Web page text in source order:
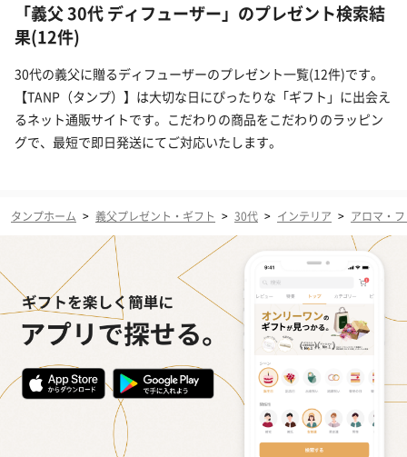
「義父 30代 ディフューザー」のプレゼント検索結
果(12件)
30代の義父に贈るディフューザーのプレゼント一覧(12件)です。
【TANP（タンプ）】は大切な日にぴったりな「ギフト」に出会え
るネット通販サイトです。こだわりの商品をこだわりのラッピン
グで、最短で即日発送にてご対応いたします。
タンプホーム > 義父プレゼント・ギフト > 30代 > インテリア > アロマ・